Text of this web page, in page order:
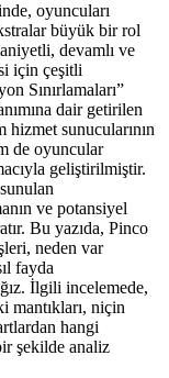
oyuncuları
büyük bir rol
devamlı ve
için çeşitli
Sınırlamaları”
dair getirilen
sunucularının
de oyuncular
geliştirilmiştir.
ve potansiyel
Bu yazıda, Pinco
neden var
fayda
İlgili incelemede,
mantıkları, niçin
hangi
şekilde analiz